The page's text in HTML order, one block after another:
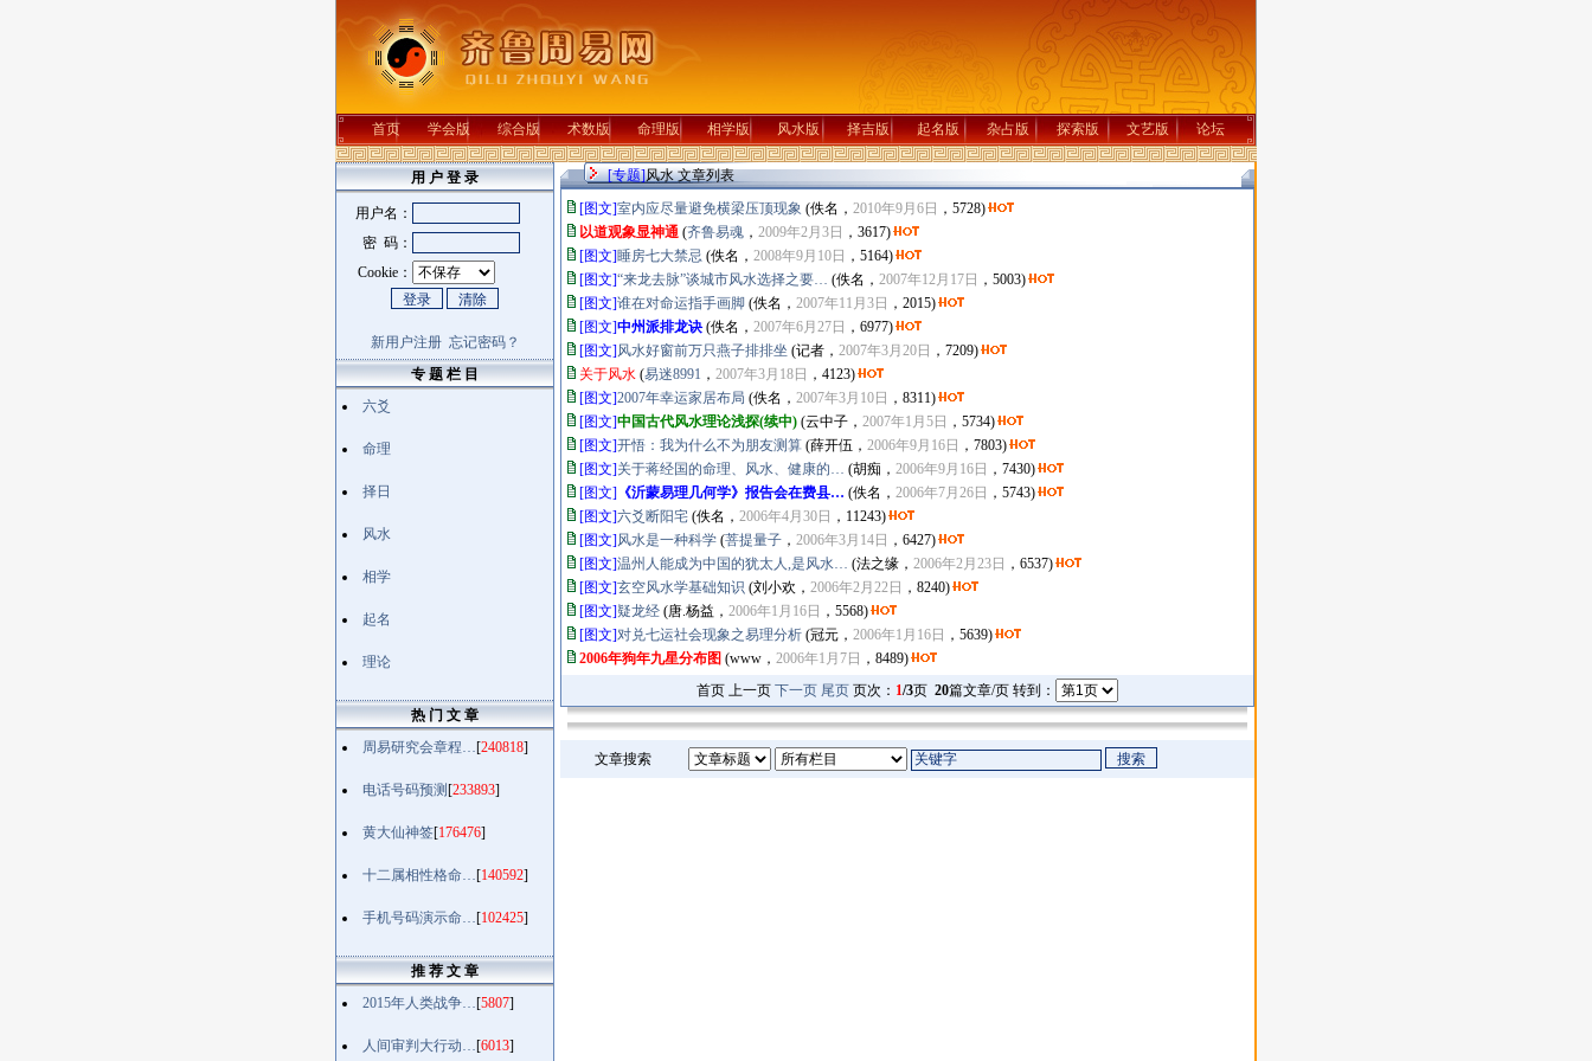
首页 学会版 综合版 术数版 命理版 相学版 风水版 择吉版 起名版 杂占版 探索版 文艺版 论坛
用 户 登 录
用户名：
密 码：
Cookie：
新用户注册 忘记密码？
专 题 栏 目
六爻
命理
择日
风水
相学
起名
理论
热 门 文 章
周易研究会章程…[240818]
电话号码预测 [233893]
黄大仙神签[176476]
十二属相性格命…[140592]
手机号码演示命…[102425]
推 荐 文 章
2015年人类战争…[5807]
人间审判大行动…[6013]
[专题]风水 文章列表
[图文]室内应尽量避免横梁压顶现象 (佚名， 2010年9月6日 ，5728)
以道观象显神通 (齐鲁易魂 ， 2009年2月3日 ，3617)
[图文]睡房七大禁忌 (佚名， 2008年9月10日 ，5164)
[图文]“来龙去脉”谈城市风水选择之要… (佚名， 2007年12月17日 ，5003)
[图文]谁在对命运指手画脚 (佚名， 2007年11月3日 ，2015)
[图文]中州派排龙诀 (佚名， 2007年6月27日 ，6977)
[图文]风水好窗前万只燕子排排坐 (记者， 2007年3月20日 ，7209)
关于风水 (易迷8991 ， 2007年3月18日 ，4123)
[图文]2007年幸运家居布局 (佚名， 2007年3月10日 ，8311)
[图文]中国古代风水理论浅探(续中) (云中子， 2007年1月5日 ，5734)
[图文]开悟：我为什么不为朋友测算 (薛开伍， 2006年9月16日 ，7803)
[图文]关于蒋经国的命理、风水、健康的… (胡痴， 2006年9月16日 ，7430)
[图文] 《沂蒙易理几何学》报告会在费县… (佚名， 2006年7月26日 ，5743)
[图文]六爻断阳宅 (佚名， 2006年4月30日 ，11243)
[图文]风水是一种科学 (菩提量子 ， 2006年3月14日 ，6427)
[图文]温州人能成为中国的犹太人,是风水… (法之缘， 2006年2月23日 ，6537)
[图文]玄空风水学基础知识 (刘小欢， 2006年2月22日 ，8240)
[图文]疑龙经 (唐.杨益， 2006年1月16日 ，5568)
[图文]对兑七运社会现象之易理分析 (冠元， 2006年1月16日 ，5639)
2006年狗年九星分布图 (www， 2006年1月7日 ，8489)
首页 上一页 下一页 尾页 页次： 1/3页 20篇文章/页 转到：
文章搜索